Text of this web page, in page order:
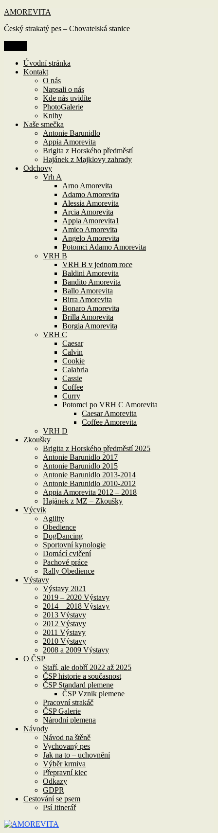
Přejít
obsahu
AMOREVITA
Český strakatý pes – Chovatelská stanice
Úvodní stránka
Kontakt
O nás
Napsali o nás
Kde nás uvidíte
PhotoGalerie
Knihy
Naše smečka
Antonie Barunidlo
Appia Amorevita
Brigita z Horského předměstí
Hajánek z Majklovy zahrady
Odchovy
Vrh A
Arno Amorevita
Adamo Amorevita
Alessia Amorevita
Arcia Amorevita
Appia Amorevita1
Amico Amorevita
Angelo Amorevita
Potomci Adamo Amorevita
VRH B
VRH B v jednom roce
Baldini Amorevita
Bandito Amorevita
Ballo Amorevita
Birra Amorevita
Bonaro Amorevita
Brilla Amorevita
Borgia Amorevita
VRH C
Caesar
Calvin
Cookie
Calabria
Cassie
Coffee
Curry
Potomci po VRH C Amorevita
Caesar Amorevita
Coffee Amorevita
VRH D
Zkoušky
Brigita z Horského předměstí 2025
Antonie Barunidlo 2017
Antonie Barunidlo 2015
Antonie Barunidlo 2013-2014
Antonie Barunidlo 2010-2012
Appia Amorevita 2012 – 2018
Hajánek z MZ – Zkoušky
Výcvik
Agility
Obedience
DogDancing
Sportovní kynologie
Domácí cvičení
Pachové práce
Rally Obedience
Výstavy
Výstavy 2021
2019 – 2020 Výstavy
2014 – 2018 Výstavy
2013 Výstavy
2012 Výstavy
2011 Výstavy
2010 Výstavy
2008 a 2009 Výstavy
O ČSP
Staří, ale dobří 2022 až 2025
ČSP historie a současnost
ČSP Standard plemene
ČSP Vznik plemene
Pracovní strakáč
ČSP Galerie
Národní plemena
Návody
Návod na štěně
Vychovaný pes
Jak na to – uchovnění
Výběr krmiva
Přepravní klec
Odkazy
GDPR
Cestování se psem
Psí Itinerář